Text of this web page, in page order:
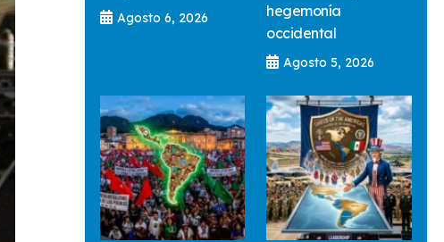
Agosto 6, 2026
hegemonía
occidental
Agosto 5, 2026